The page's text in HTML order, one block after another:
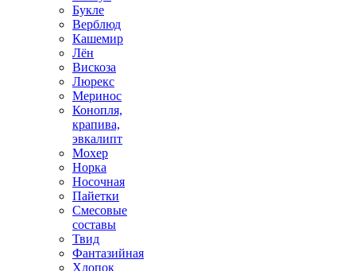
Букле
Верблюд
Кашемир
Лён
Вискоза
Люрекс
Меринос
Конопля,
крапива,
эвкалипт
Мохер
Норка
Носочная
Пайетки
Смесовые
составы
Твид
Фантазийная
Хлопок